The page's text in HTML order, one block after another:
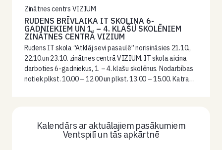
Zinātnes centrs VIZIUM
RUDENS BRĪVLAIKA IT SKOLIŅA 6-
GADNIEKIEM UN 1. – 4. KLAŠU SKOLĒNIEM
ZINĀTNES CENTRĀ VIZIUM
Rudens IT skola “Atklāj sevi pasaulē” norisināsies 21.10.,
22.10.un 23.10. zinātnes centrā VIZIUM. IT skola aicina
darboties 6-gadniekus, 1. – 4. klašu skolēnus. Nodarbības
notiek plkst. 10.00 – 12.00 un plkst. 13.00 – 15.00. Katra…
Kalendārs ar aktuālajiem pasākumiem
Ventspilī un tās apkārtnē